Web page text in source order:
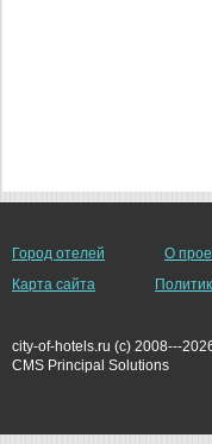
Город отелей О
Карта сайта
city-of-hotels.ru (c) 2008---
СMS Principal Solutions